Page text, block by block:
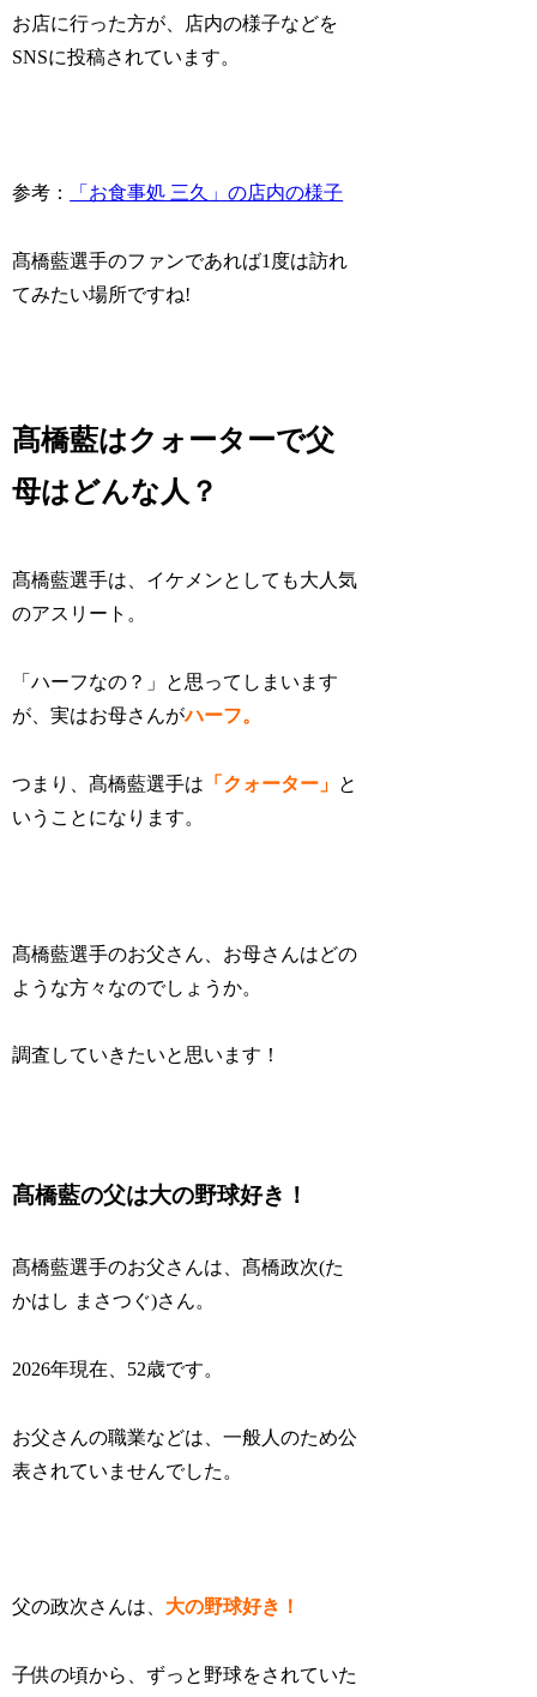
お店に行った方が、店内の様子などを
SNSに投稿されています。
参考： 「お食事処 三久」の店内の様子
髙橋藍選手のファンであれば1度は訪れ
てみたい場所ですね!
髙橋藍はクォーターで父
母はどんな人？
髙橋藍選手は、イケメンとしても大人気
のアスリート。
「ハーフなの？」と思ってしまいます
が、実はお母さんがハーフ。
つまり、髙橋藍選手は 「クォーター」 と
いうことになります。
髙橋藍選手のお父さん、お母さんはどの
ような方々なのでしょうか。
調査していきたいと思います！
髙橋藍の父は大の野球好き！
髙橋藍選手のお父さんは、髙橋政次(た
かはし まさつぐ)さん。
2026年現在、52歳です。
お父さんの職業などは、一般人のため公
表されていませんでした。
父の政次さんは、 大の野球好き！
子供の頃から、ずっと野球をされていた